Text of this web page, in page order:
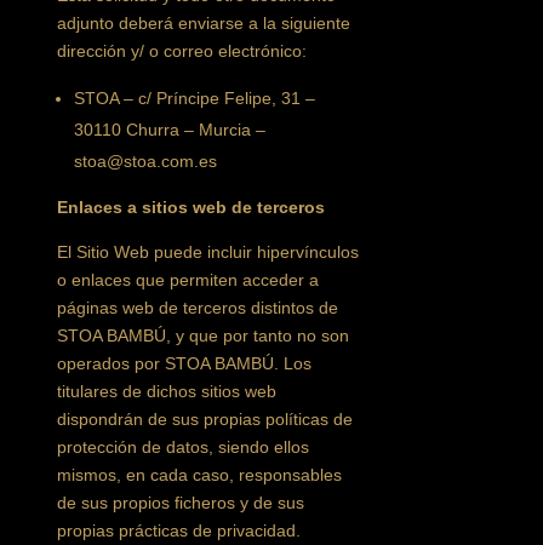
adjunto deberá enviarse a la siguiente
dirección y/ o correo electrónico:
STOA – c/ Príncipe Felipe, 31 –
30110 Churra – Murcia –
stoa@stoa.com.es
Enlaces a sitios web de terceros
El Sitio Web puede incluir hipervínculos
o enlaces que permiten acceder a
páginas web de terceros distintos de
STOA BAMBÚ, y que por tanto no son
operados por STOA BAMBÚ. Los
titulares de dichos sitios web
dispondrán de sus propias políticas de
protección de datos, siendo ellos
mismos, en cada caso, responsables
de sus propios ficheros y de sus
propias prácticas de privacidad.